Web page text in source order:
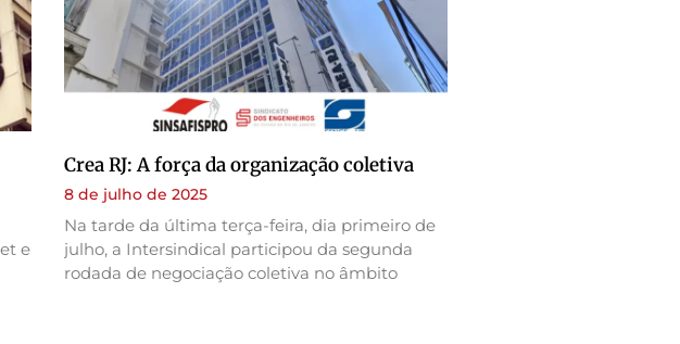
e
Crea RJ: A força da organização coletiva
8 de julho de 2025
Na tarde da última terça-feira, dia primeiro de
julho, a Intersindical participou da segunda
rodada de negociação coletiva no âmbito